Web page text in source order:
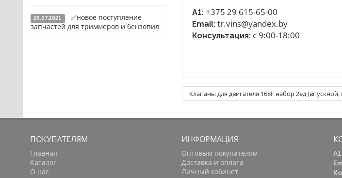
Щётки, щёточные узлы
Подробнее
26.07.2021
✅новое поступление
запчастей для триммеров и бензопил
A1: +375 29 615-65-00
Email: tr.vins@yandex.by
Консультация:с 9:00-18:00
Клапаны для двигателя 168F набор 2ед
ПОКУПАТЕЛЯМ
Главная
Каталог
О нас
ИНФОРМАЦИЯ
Оптовым покупателям
Доставка и оплата
Личный кабинет